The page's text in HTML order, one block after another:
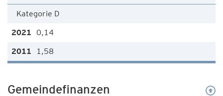
Kategorie D
0,14
1,58
Gemeindefinanzen